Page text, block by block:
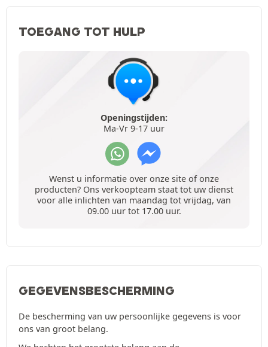
TOEGANG TOT HULP
Openingstijden:
Ma-Vr 9-17 uur
Wenst u informatie over onze site of onze
producten? Ons verkoopteam staat tot uw dienst
voor alle inlichten van maandag tot vrijdag, van
09.00 uur tot 17.00 uur.
GEGEVENSBESCHERMING
De bescherming van uw persoonlijke gegevens is voor
ons van groot belang.